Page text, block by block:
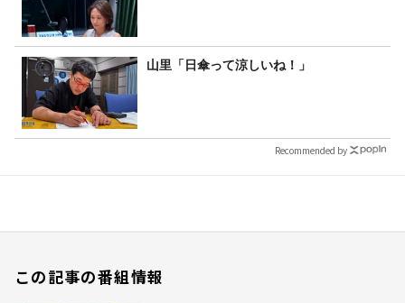
山里「日傘って涼しいね！」
Recommended by
この記事の番組情報